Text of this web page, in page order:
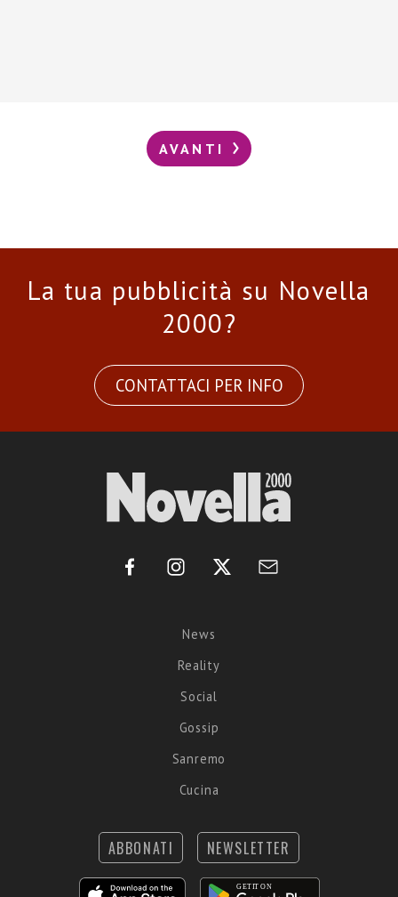
AVANTI
La tua pubblicità su Novella
2000?
CONTATTACI PER INFO
News
Reality
Social
Gossip
Sanremo
Cucina
ABBONATI NEWSLETTER